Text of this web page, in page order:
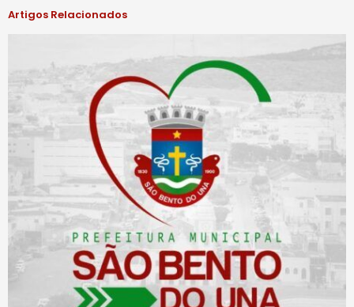
Artigos Relacionados